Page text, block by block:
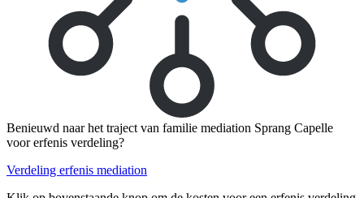
Benieuwd naar het traject van familie mediation Sprang Capelle
voor erfenis verdeling?
Verdeling erfenis mediation